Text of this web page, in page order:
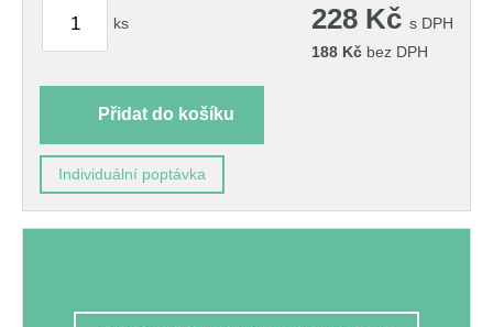
ks 228 Kč s DPH
188 Kč bez DPH
Přidat do košíku
Individuální poptávka